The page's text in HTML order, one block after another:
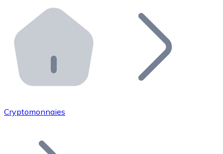
Distributeurs automatiques Bitnovo
Intégrez un ATM Bitnovo dans votre entreprise et
API Bitnovo
Intégrez notre API dans votre écosystème.
Rejoignez notre réseau de distributeurs et
Ajoutez le token de votre projet à notre service
Cryptomonnaies